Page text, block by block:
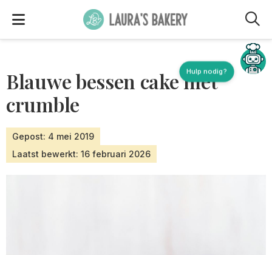
Blauwe bessen cake met
crumble
Gepost: 4 mei 2019
Laatst bewerkt: 16 februari 2026
Hulp nodig?